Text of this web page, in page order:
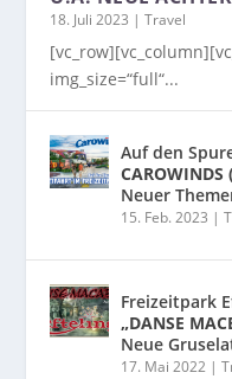
18. Juli 2023 |Travel
img_size=“full“...
Auf den
CAROWINDS
Neuer
15. Feb. 2023 |
Freizeitpark
„DANSE
Neue
17. Mai 2022 |